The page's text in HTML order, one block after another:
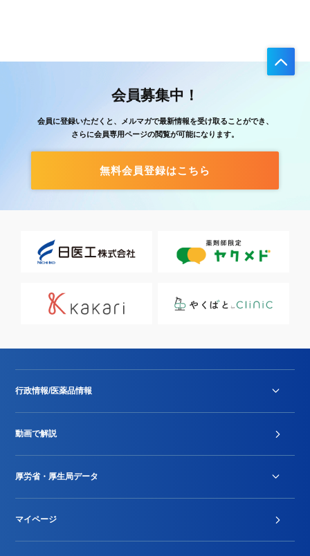
会員募集中！
会員に登録いただくと、メルマガで最新情報を受け取ることができ、
さらに会員専用ページの閲覧が可能になります。
無料会員登録はこちら
行政情報/医薬品情報
Stu-GEレポート
動画で解説
厚労省・厚生局データ
マイページ